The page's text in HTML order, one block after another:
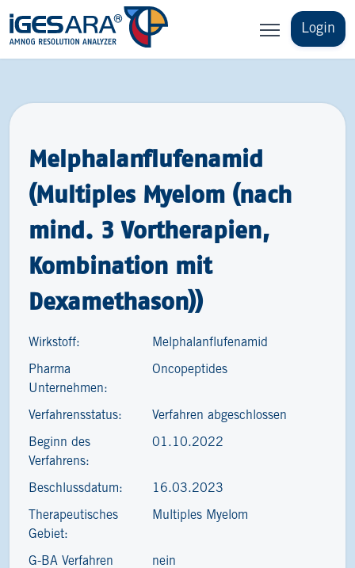
Login
Melphalanflufenamid
(Multiples Myelom (nach
mind. 3 Vortherapien,
Kombination mit
Dexamethason))
Wirkstoff: Melphalanflufenamid
Pharma
Unternehmen:
Oncopeptides
Verfahrensstatus: Verfahren abgeschlossen
Beginn des
Verfahrens:
01.10.2022
Beschlussdatum: 16.03.2023
Therapeutisches
Gebiet:
Multiples Myelom
G-BA Verfahren
nein